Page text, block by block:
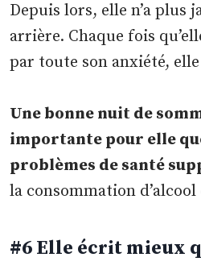
Depuis lors, elle n’a plus
arrière. Chaque fois
par toute son anxiété,
Une bonne nuit de
importante pour elle
problèmes de santé
la consommation
#6 Elle écrit mieux